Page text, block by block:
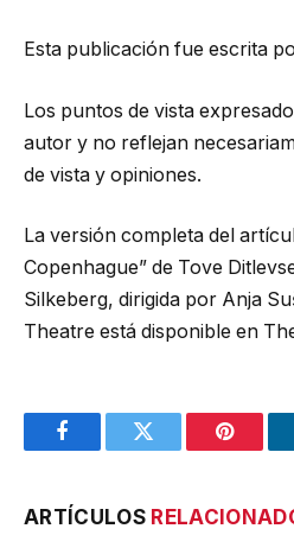
Esta publicación fue escrita
Los puntos de vista
autor y no reflejan
de vista y opiniones.
La versión completa del
Copenhague” de Tove
Silkeberg, dirigida por Anja
Theatre está disponible en
FacebookTwitter
ARTÍCULOS